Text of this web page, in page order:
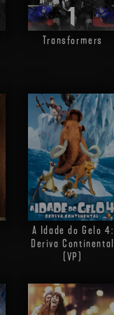
Transformers
A Idade do Gelo 4:
Deriva Continental
(VP)